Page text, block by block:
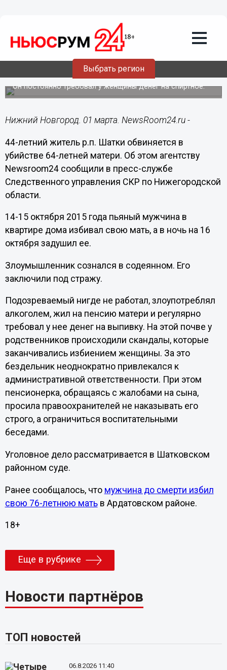
Выбрать регион
01.03.201618:01
В Шатках сын-алкоголик задушил
Он постоянно требовал у женщины денег на спиртное.
Нижний Новгород. 01 марта. NewsRoom24.ru -
44-летний житель р.п. Шатки обвиняется в
убийстве 64-летней матери. Об этом агентству
Newsroom24 сообщили в пресс-службе
Следственного управления СКР по Нижегородской
области.
14-15 октября 2015 года пьяный мужчина в
квартире дома избивал свою мать, а в ночь на 16
октября задушил ее.
Злоумышленник сознался в содеянном. Его
заключили под стражу.
Подозреваемый нигде не работал, злоупотреблял
алкоголем, жил на пенсию матери и регулярно
требовал у нее денег на выпивку. На этой почве у
родственников происходили скандалы, которые
заканчивались избиением женщины. За это
бездельник неоднократно привлекался к
административной ответственности. При этом
пенсионерка, обращаясь с жалобами на сына,
просила правоохранителей не наказывать его
строго, а ограничиться воспитательными
беседами.
Уголовное дело рассматривается в Шатковском
районном суде.
Ранее сообщалось, что мужчина до смерти избил
свою 76-летнюю матьв Ардатовском районе.
18+
Еще в рубрике
Новости партнёров
ТОП новостей
06.8.2026 11:40